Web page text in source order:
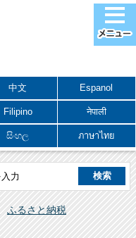
中文 Espanol
Filipino नेपाली
සිංහල ภาษาไทย
ふるさと納税